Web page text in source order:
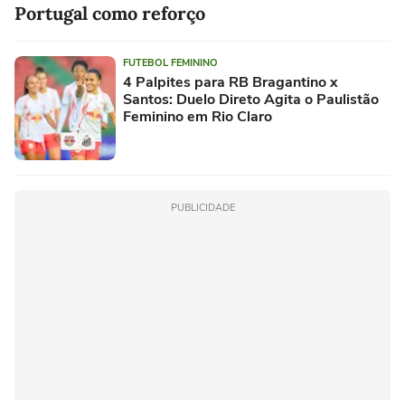
Portugal como reforço
FUTEBOL FEMININO
4 Palpites para RB Bragantino x
Santos: Duelo Direto Agita o Paulistão
Feminino em Rio Claro
PUBLICIDADE